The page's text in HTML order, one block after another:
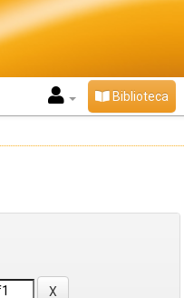
Biblioteca